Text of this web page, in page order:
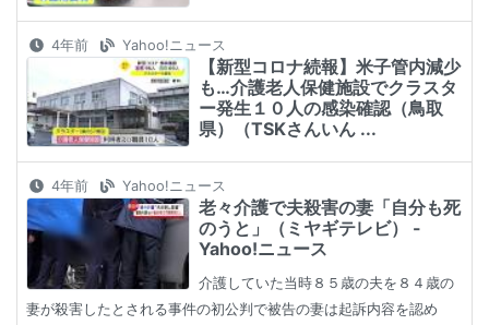
4年前 Yahoo!ニュース
【新型コロナ続報】米子管内減少
も…介護老人保健施設でクラスタ
ー発生１０人の感染確認（鳥取
県）（TSKさんいん ...
4年前 Yahoo!ニュース
老々介護で夫殺害の妻「自分も死
のうと」（ミヤギテレビ） -
Yahoo!ニュース
介護していた当時８５歳の夫を８４歳の
妻が殺害したとされる事件の初公判で被告の妻は起訴内容を認め